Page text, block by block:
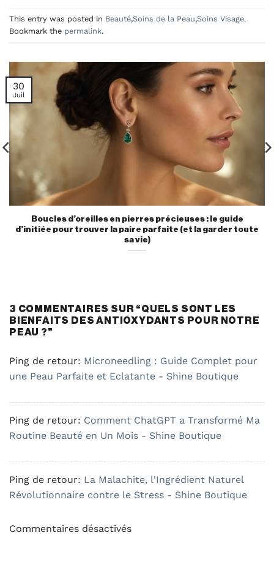
This entry was posted in Beauté,Soins de la Peau,Soins Visage.
Bookmark the permalink.
Boucles d’oreilles en pierres précieuses : le guide
d’initiée pour trouver la paire parfaite (et la garder toute
sa vie)
30
Juil
3 COMMENTAIRES SUR “QUELS SONT LES
BIENFAITS DES ANTIOXYDANTS POUR NOTRE
PEAU ?”
Ping de retour: Microneedling : Guide Complet pour
une Peau Parfaite et Eclatante - Shine Boutique
Ping de retour: Comment ChatGPT a Transformé Ma
Routine Beauté en Un Mois - Shine Boutique
Ping de retour: La Malachite, l'Ingrédient Naturel
Révolutionnaire contre le Stress - Shine Boutique
Commentaires désactivés